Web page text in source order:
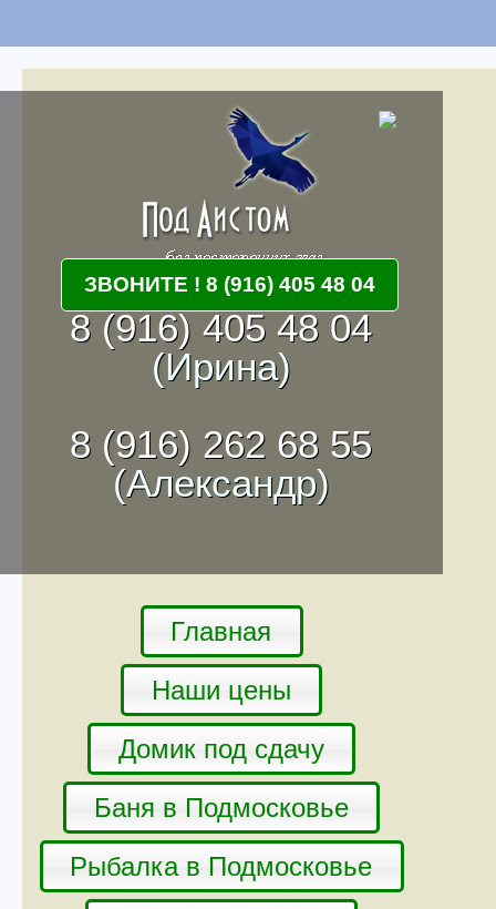
8 (916) 405 48 04
(Ирина)
8 (916) 262 68 55
(Александр)
Главная
Наши цены
Домик под сдачу
Баня в Подмосковье
Рыбалка в Подмосковье
ЗВОНИТЕ ! 8 (916) 405 48 04